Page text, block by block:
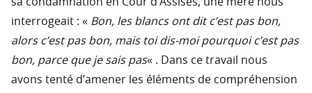
sa condamnation en Cour d’Assises, une mère nous
interrogeait : « Bon, les blancs ont dit c’est pas bon,
alors c’est pas bon, mais toi dis-moi pourquoi c’est pas
bon, parce que je sais pas« . Dans ce travail nous
avons tenté d’amener les éléments de compréhension